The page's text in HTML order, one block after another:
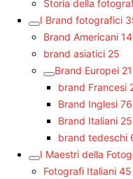
Storia della
I Brand fotografici
Brand Americani
brand asiatici 25
Brand Europei
brand Francesi
Brand Inglesi 76
Brand Italiani 25
brand tedeschi
I Maestri della
Fotografi Italiani 45